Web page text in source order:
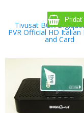
Tivusat BOX
PVR Official HD Italian
and Card